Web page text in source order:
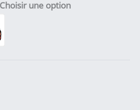
Choisir une option